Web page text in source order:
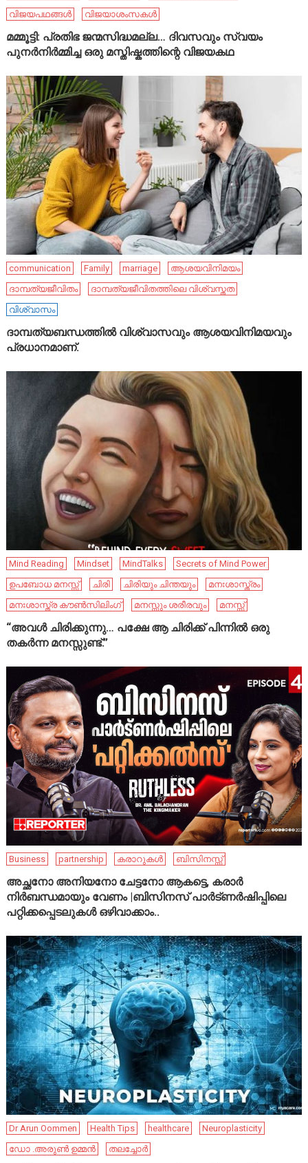
വിജയപഥങ്ങൾ
വിജയാശംസകൾ
മമ്മൂട്ടി: പ്രതിഭ ജന്മസിദ്ധമല്ല… ദിവസവും സ്വയം
പുനർനിർമ്മിച്ച ഒരു മസ്തിഷ്കത്തിന്റെ വിജയകഥ
communication Family marriage
ആശയവിനിമയം
ദാമ്പത്യജീവിതം
ദാമ്പത്യജീവിതത്തിലെ വിശ്വസ്തത
വിശ്വാസം
ദാമ്പത്യബന്ധത്തിൽ വിശ്വാസവും ആശയവിനിമയവും
പ്രധാനമാണ്.
Mind Reading Mindset MindTalks
Secrets of Mind Power
ഉപബോധ മനസ്സ്
ചിരി ചിരിയും ചിന്തയും
മനഃശാസ്ത്രം
മനഃശാസ്ത്ര കൗൺസിലിംഗ്
മനസ്സും ശരീരവും മനസ്സ്
“അവൾ ചിരിക്കുന്നു… പക്ഷേ ആ ചിരിക്ക് പിന്നിൽ ഒരു
തകർന്ന മനസ്സുണ്ട്.”
Business partnership കരാറുകൾ ബിസിനസ്സ്
അച്ഛനോ അനിയനോ ചേട്ടനോ ആകട്ടെ, കരാർ
നിർബന്ധമായും വേണം |ബിസിനസ് പാർട്ണർഷിപ്പിലെ
പറ്റിക്കപ്പെടലുകൾ ഒഴിവാക്കാം..
Dr Arun Oommen Health Tips healthcare
Neuroplasticity
ഡോ .അരുൺ ഉമ്മൻ
തലച്ചോർ